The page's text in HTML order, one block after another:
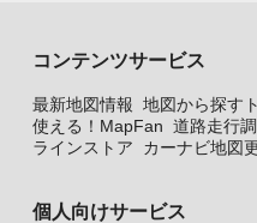
コンテンツサービス
最新地図情報 地図から探す
使える！MapFan 道路走行
ラインストア
カーナビ地図
個人向けサービス